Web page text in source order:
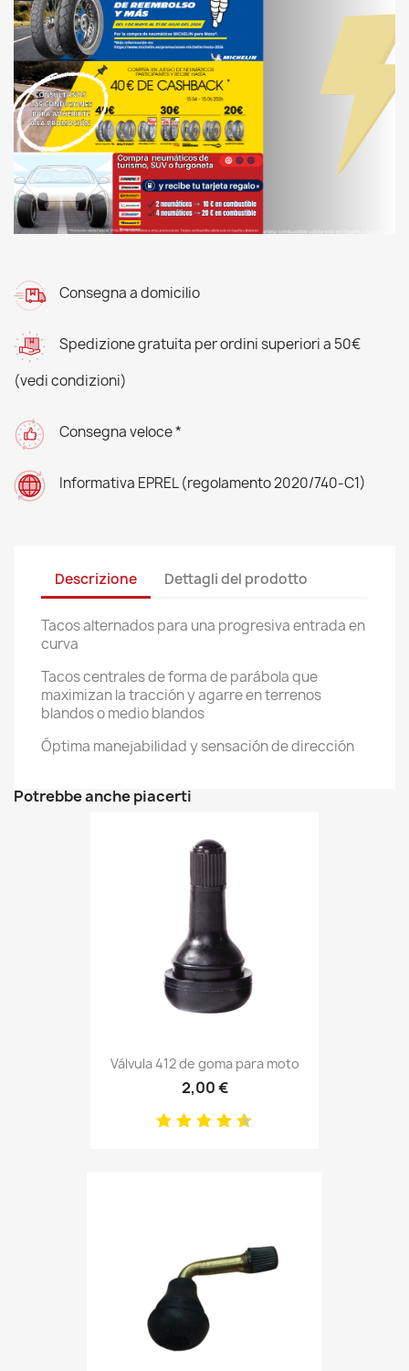
Consegna a domicilio
Spedizione gratuita per ordini superiori a 50€
(vedi condizioni)
Consegna veloce *
Informativa EPREL (regolamento 2020/740-C1)
Descrizione Dettagli del prodotto
Tacos alternados para una progresiva entrada en
curva
Tacos centrales de forma de parábola que
maximizan la tracción y agarre en terrenos
blandos o medio blandos
Óptima manejabilidad y sensación de dirección
Potrebbe anche piacerti
Válvula 412 de goma para moto
2,00 €